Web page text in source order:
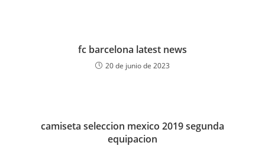
fc barcelona latest news
20 de junio de 2023
camiseta seleccion mexico 2019 segunda
equipacion